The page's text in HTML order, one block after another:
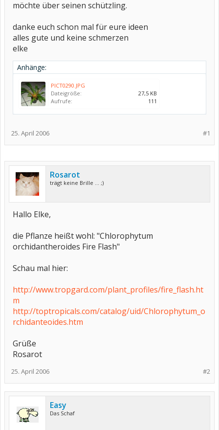
möchte über seinen schützling.
danke euch schon mal für eure ideen
alles gute und keine schmerzen
elke
Anhänge:
PICT0290.JPG
Dateigröße:
27,5 KB
Aufrufe:
111
#1
25. April 2006
Rosarot
trägt keine Brille ... ;)
Hallo Elke,
die Pflanze heißt wohl: "Chlorophytum
orchidantheroides Fire Flash"
Schau mal hier:
http://www.tropgard.com/plant_profiles/fire_flash.ht
m
http://toptropicals.com/catalog/uid/Chlorophytum_o
rchidanteoides.htm
Grüße
Rosarot
#2
25. April 2006
Easy
Das Schaf